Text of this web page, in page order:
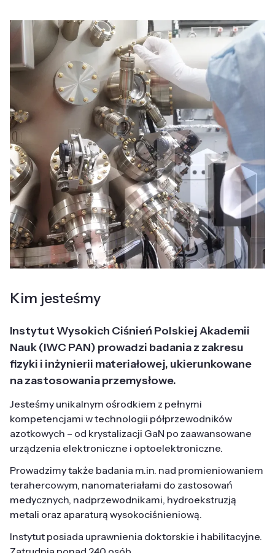
Kim jesteśmy
Instytut Wysokich Ciśnień Polskiej Akademii
Nauk (IWC PAN) prowadzi badania z zakresu
fizyki i inżynierii materiałowej, ukierunkowane
na zastosowania przemysłowe.
Jesteśmy unikalnym ośrodkiem z pełnymi
kompetencjami w technologii półprzewodników
azotkowych – od krystalizacji GaN po zaawansowane
urządzenia elektroniczne i optoelektroniczne.
Prowadzimy także badania m.in. nad promieniowaniem
terahercowym, nanomateriałami do zastosowań
medycznych, nadprzewodnikami, hydroekstruzją
metali oraz aparaturą wysokociśnieniową.
Instytut posiada uprawnienia doktorskie i habilitacyjne.